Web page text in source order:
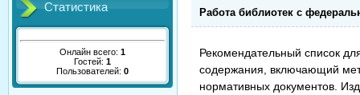
Статистика
Онлайн всего: 1
Гостей: 1
Пользователей: 0
Работа библиотек с
Рекомендательный список
содержания, включающий
нормативных документов.